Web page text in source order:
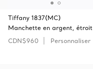
Tiffany 1837(MC)
Manchette en argent, étroit
CDN$960
Personnaliser